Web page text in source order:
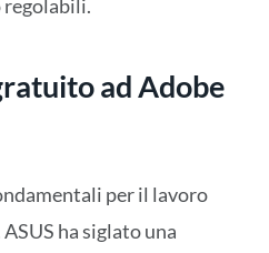
ad Adobe
per il lavoro
ha siglato una